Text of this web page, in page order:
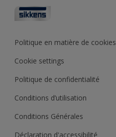
Architectes
Collections de couleurs
Base de connaissances
Politique en matière de cookies
Cookie settings
Politique de confidentialité
Conditions d’utilisation
Conditions Générales
Déclaration d'accessibilité